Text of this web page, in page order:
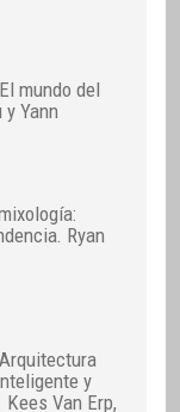
mundo del
Yann
Ryan
y
Van Erp,